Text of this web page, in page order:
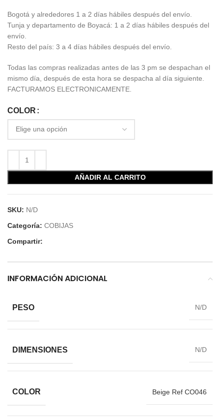
Bogotá y alrededores 1 a 2 días hábiles después del envío.
Tunja y departamento de Boyacá: 1 a 2 días hábiles después del
envío.
Resto del país: 3 a 4 días hábiles después del envío.
Todas las compras realizadas antes de las 3 pm se despachan el
mismo día, después de esta hora se despacha al día siguiente.
FACTURAMOS ELECTRONICAMENTE.
COLOR
AÑADIR AL CARRITO
SKU: N/D
Categoría: COBIJAS
Compartir:
INFORMACIÓN ADICIONAL
PESO N/D
DIMENSIONES N/D
COLOR Beige Ref CO046